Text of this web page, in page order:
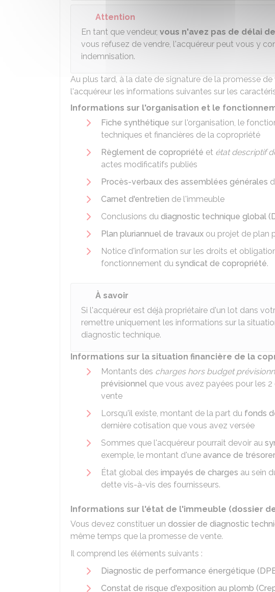
Attention
En tant que vendeur, vous n'avez pas de délai
vous refusez de vendre, l'acquéreur peut vous y
indemnisation.
Au plus tard, à la date de signature de la promesse
l'acquéreur les informations suivantes sur les
Informations sur l'organisation et le
Fiche synthétique sur l'organisation, le
techniques et financières de la copropriété
Règlement de copropriété et état descriptif
actes modificatifs publiés
Procès-verbaux des assemblées générales
Carnet d'entretien de l'immeuble
Conclusions du diagnostic technique global
Plan pluriannuel de travaux ou projet de plan
Notice d'information sur les droits et
fonctionnement du syndicat de copropriété.
À savoir
Si l'acquéreur est déjà propriétaire d'un lot dans
remettre uniquement les informations sur la
diagnostic technique.
Informations sur la situation financière de la
Montants des charges hors budget
prévisionnel que vous avez payées pour les
vente
Lorsqu'il existe, montant de la part du fonds
dernière cotisation que vous avez versée
Sommes que l'acquéreur pourrait devoir au
exemple, le montant d'une avance de
État global des impayés de charges au sein
dette vis-à-vis des fournisseurs.
Informations sur l'état de l'immeuble (dossier
Vous devez constituer un dossier de diagnostic
même temps que la promesse de vente.
Il comprend les éléments suivants :
Diagnostic de performance énergétique
Constat de risque d'exposition au plomb